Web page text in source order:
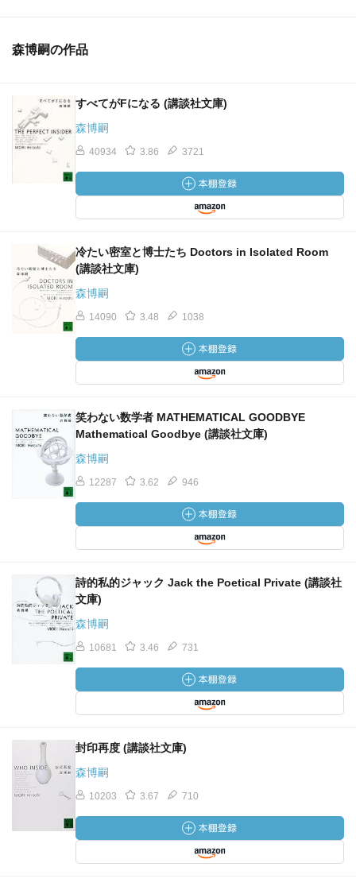
森博嗣の作品
すべてがFになる (講談社文庫)
森博嗣
40934 3.86 3721
冷たい密室と博士たち Doctors in Isolated Room
(講談社文庫)
森博嗣
14090 3.48 1038
笑わない数学者 MATHEMATICAL GOODBYE
Mathematical Goodbye (講談社文庫)
森博嗣
12287 3.62 946
詩的私的ジャック Jack the Poetical Private (講談社
文庫)
森博嗣
10681 3.46 731
封印再度 (講談社文庫)
森博嗣
10203 3.67 710